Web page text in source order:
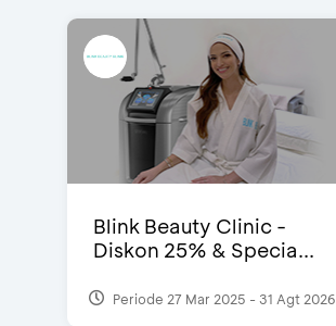
Blink Beauty Clinic -
Diskon 25% & Specia...
Periode 27 Mar 2025 - 31 Agt 2026